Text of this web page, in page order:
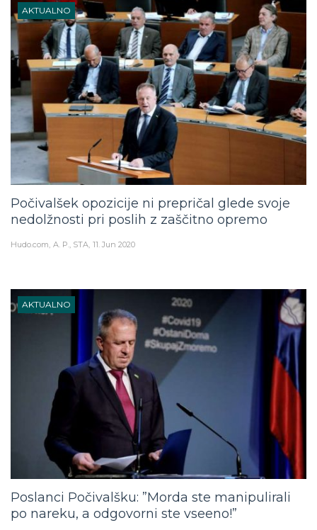
AKTUALNO
Počivalšek opozicije ni prepričal glede svoje
nedolžnosti pri poslih z zaščitno opremo
Hudo.com A. P., STA 11. Jun 2020
AKTUALNO
Poslanci Počivalšku: ”Morda ste manipulirali
po nareku, a odgovorni ste vseeno!”